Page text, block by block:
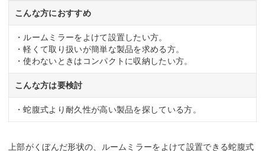
こんな方におすすめ
・ルームミラーをよけて設置したい方。
・軽くて取り扱いが簡単な製品を求める方。
・使わないときはコンパクトに収納したい方。
こんな方は要検討
・蛇腹式より耐久性が高い製品を探している方。
上部がくぼんだ形状の、ルームミラーをよけて設置できる蛇腹式